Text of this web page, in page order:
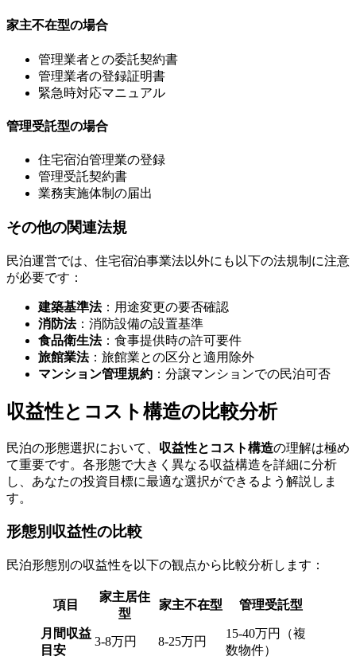
家主不在型の場合
管理業者との委託契約書
管理業者の登録証明書
緊急時対応マニュアル
管理受託型の場合
住宅宿泊管理業の登録
管理受託契約書
業務実施体制の届出
その他の関連法規
民泊運営では、住宅宿泊事業法以外にも以下の法規制に注意
が必要です：
建築基準法：用途変更の要否確認
消防法：消防設備の設置基準
食品衛生法：食事提供時の許可要件
旅館業法：旅館業との区分と適用除外
マンション管理規約 ：分譲マンションでの民泊可否
収益性とコスト構造の比較分析
民泊の形態選択において、 収益性とコスト構造の理解は極め
て重要です。各形態で大きく異なる収益構造を詳細に分析
し、あなたの投資目標に最適な選択ができるよう解説しま
す。
形態別収益性の比較
民泊形態別の収益性を以下の観点から比較分析します：
項目
家主居住
型
家主不在型 管理受託型
月間収益
目安
3-8万円 8-25万円
15-40万円（複
数物件）